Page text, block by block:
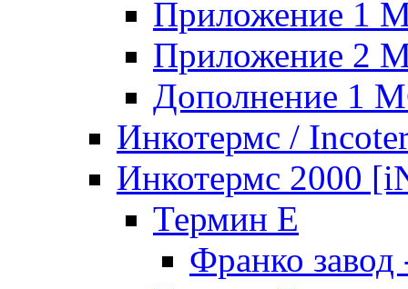
Приложение 1
Приложение 2
Дополнение 1
Инкотермс /
Инкотермс 2000
Термин E
Франко